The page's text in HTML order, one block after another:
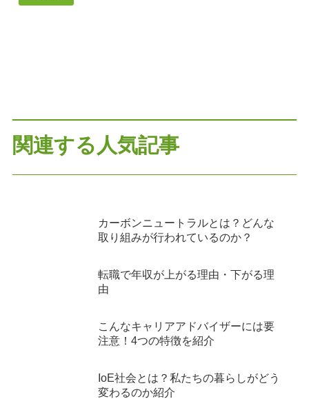
関連する人気記事
カーボンニュートラルとは？どんな
取り組みが行われているのか？
転職で年収が上がる理由・下がる理
由
こんなキャリアアドバイザーには要
注意！4つの特徴を紹介
IoE社会とは？私たちの暮らしがどう
変わるのか紹介